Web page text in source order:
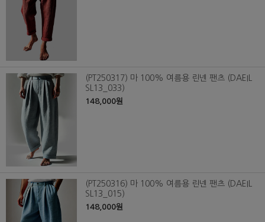
(PT250317) 마 100% 여름용 린넨 팬츠 (DAEIL
SL13_033)
148,000원
(PT250316) 마 100% 여름용 린넨 팬츠 (DAEIL
SL13_015)
148,000원